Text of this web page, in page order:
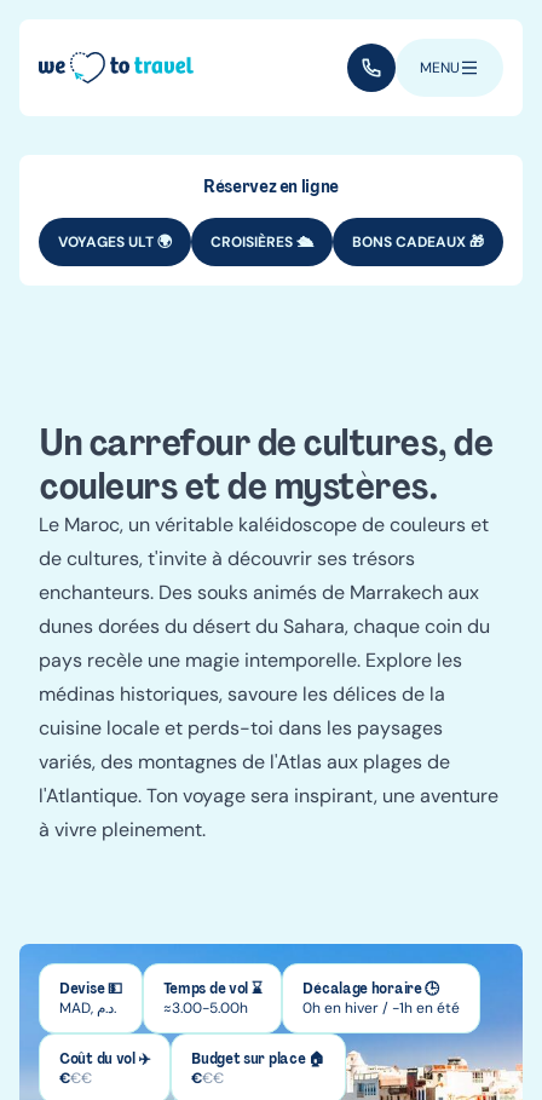
Aller au contenu principal
(+352) 28 32 6 - 334
MENU
Réservez en ligne
VOYAGES ULT 🌍 CROISIÈRES 🛳️ BONS CADEAUX 🎁
Maroc
Un carrefour de cultures, de
couleurs et de mystères.
Le Maroc, un véritable kaléidoscope de couleurs et
de cultures, t'invite à découvrir ses trésors
enchanteurs. Des souks animés de Marrakech aux
dunes dorées du désert du Sahara, chaque coin du
pays recèle une magie intemporelle. Explore les
médinas historiques, savoure les délices de la
cuisine locale et perds-toi dans les paysages
variés, des montagnes de l'Atlas aux plages de
l'Atlantique. Ton voyage sera inspirant, une aventure
à vivre pleinement.
Devise 💵
MAD, د.م.
Temps de vol ⌛
≈3.00-5.00h
Décalage horaire 🕒
0h en hiver / -1h en été
Coût du vol ✈️
€€€
Budget sur place 🏠
€€€